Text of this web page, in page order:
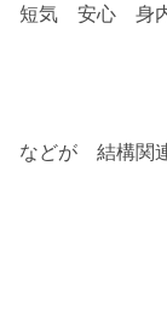
短気 安心 身
などが 結構関